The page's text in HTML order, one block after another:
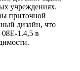
учреждениях.
приточной
дизайн, что
1.4,5 в